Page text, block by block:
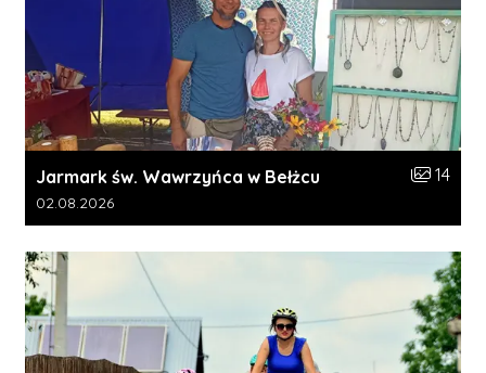
Jarmark św. Wawrzyńca w Bełżcu Liczba
14
Data dodania galerii:
02.08.2026